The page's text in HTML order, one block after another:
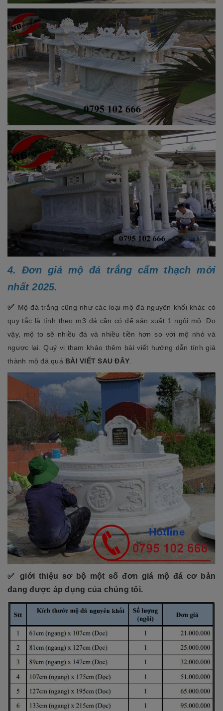
4. Đơn giá mộ đá trắng cẩm thạch mới
nhất 2025.
✅ Mộ đá trắng cũng như các loại mộ đá nguyên khối khác có
quy tắc là tính theo m3 đá cần có để sản xuất 1 ngôi mộ. Do
vậy, mộ to sẽ nhiều đá và nhiều tiền hơn so với mộ nhỏ và
ngược lại. Quý vị tham khảo thêm bài viết hướng dẫn tính giá
thành mộ đá quá BÀI VIẾT SAU ĐÂY
✅giới thiệu sơ bộ một số đơn giá mộ đá cơ bản
đang được áp dụng của chúng tôi.